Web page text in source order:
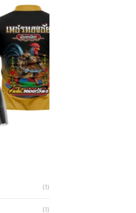
(1)
(1)